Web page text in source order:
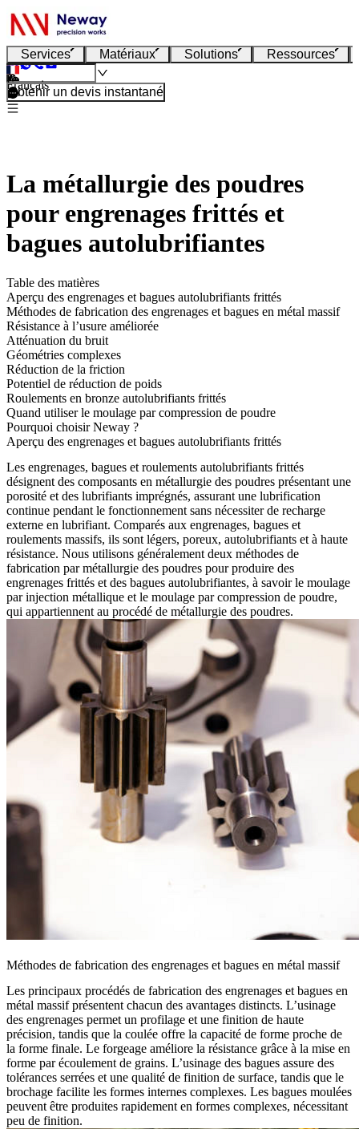
Services Matériaux Solutions Ressources
Français
Obtenir un devis instantané
La métallurgie des poudres
pour engrenages frittés et
bagues autolubrifiantes
Table des matières
Aperçu des engrenages et bagues autolubrifiants frittés
Méthodes de fabrication des engrenages et bagues en métal massif
Résistance à l’usure améliorée
Atténuation du bruit
Géométries complexes
Réduction de la friction
Potentiel de réduction de poids
Roulements en bronze autolubrifiants frittés
Quand utiliser le moulage par compression de poudre
Pourquoi choisir Neway ?
Aperçu des engrenages et bagues autolubrifiants frittés
Les engrenages, bagues et roulements autolubrifiants frittés
désignent des composants en métallurgie des poudres présentant une
porosité et des lubrifiants imprégnés, assurant une lubrification
continue pendant le fonctionnement sans nécessiter de recharge
externe en lubrifiant. Comparés aux engrenages, bagues et
roulements massifs, ils sont légers, poreux, autolubrifiants et à haute
résistance. Nous utilisons généralement deux méthodes de
fabrication par métallurgie des poudres pour produire des
engrenages frittés et des bagues autolubrifiantes, à savoirle moulage
par injection métallique et le moulage par compression de poudre,
qui appartiennent au procédé de métallurgie des poudres.
Méthodes de fabrication des engrenages et bagues en métal massif
Les principaux procédés de fabrication des engrenages et bagues en
métal massif présentent chacun des avantages distincts. L’usinage
des engrenages permet un profilage et une finition de haute
précision, tandis que la coulée offre la capacité de forme proche de
la forme finale. Le forgeage améliore la résistance grâce à la mise en
forme par écoulement de grains. L’usinage des bagues assure des
tolérances serrées et une qualité de finition de surface, tandis que le
brochage facilite les formes internes complexes. Les bagues moulées
peuvent être produites rapidement en formes complexes, nécessitant
peu de finition.